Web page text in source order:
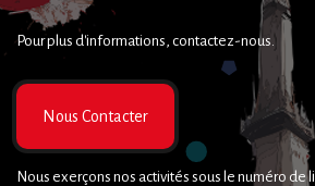
Pour plus d'informations, contactez-nous.
Nous Contacter
Nous exerçons nos activités sous le numéro de